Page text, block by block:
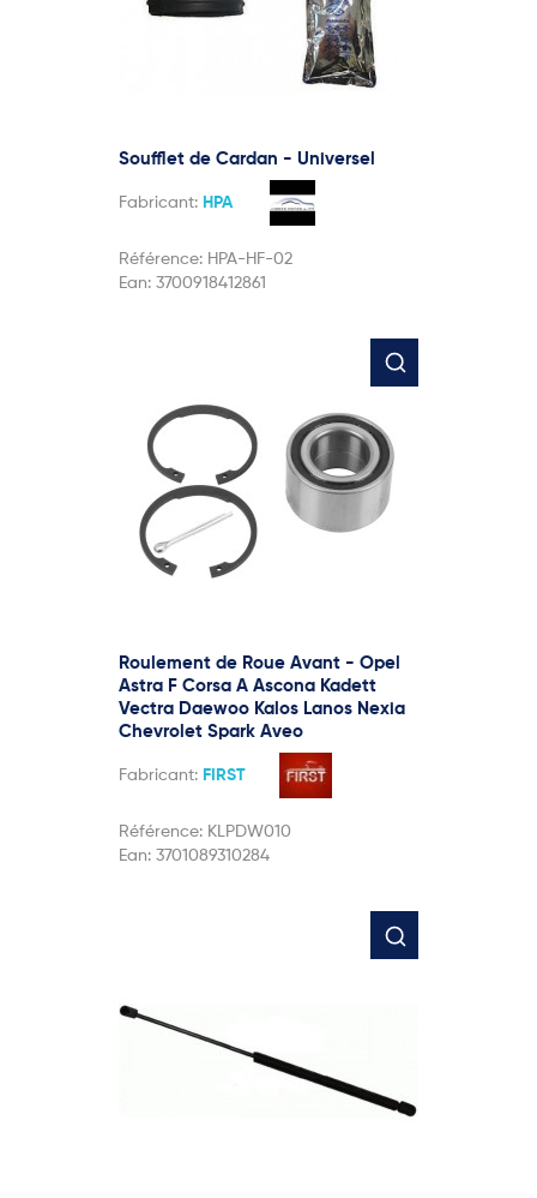
Soufflet de Cardan - Universel
Fabricant: HPA
Référence: HPA-HF-02
Ean: 3700918412861
Roulement de Roue Avant - Opel
Astra F Corsa A Ascona Kadett
Vectra Daewoo Kalos Lanos Nexia
Chevrolet Spark Aveo
Fabricant: FIRST
Référence: KLPDW010
Ean: 3701089310284